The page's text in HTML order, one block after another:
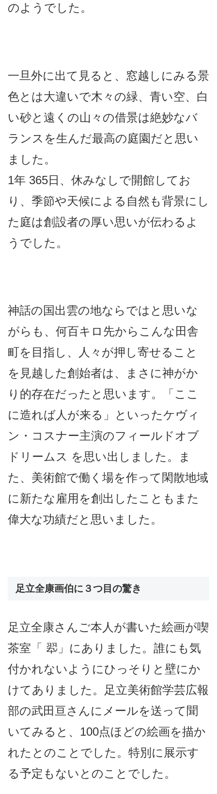
のようでした。
一旦外に出て見ると、窓越しにみる景
色とは大違いで木々の緑、青い空、白
い砂と遠くの山々の借景は絶妙なバ
ランスを生んだ最高の庭園だと思い
ました。
1年 365日、休みなしで開館してお
り、 季節や天候による自然も背景にし
た庭は創設者の厚い思いが伝わるよ
うでした。
神話の国出雲の地ならではと思いな
がらも、何百キロ先からこんな田舎
町を目指し、人々が押し寄せること
を見越した創始者は、まさに神がか
り的存在だったと思います。「ここ
に造れば人が来る」といったケヴィ
ン・コスナー主演のフィールドオブ
ドリームス を思い出しました。ま
た、美術館で働く場を作って閑散地域
に新たな雇用を創出したこともまた
偉大な功績だと思いました。
足立全康画伯に３つ目の驚き
足立全康さんご本人が書いた絵画が喫
茶室「 翆」にありました。誰にも気
付かれないようにひっそりと壁にか
けてありました。
足立美術館学芸広報
部の武田亘さんにメールを送って聞
いてみると、 100点ほどの絵画を描か
れたとのことでした。特別に展示す
る予定もないとのことでした。